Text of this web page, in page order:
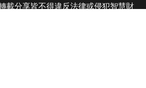
載分享皆不得違反法律或侵犯智慧財